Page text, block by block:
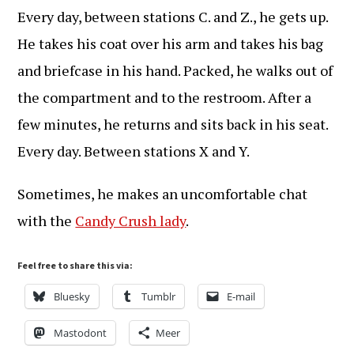
Every day, between stations C. and Z., he gets up.
He takes his coat over his arm and takes his bag
and briefcase in his hand. Packed, he walks out of
the compartment and to the restroom. After a
few minutes, he returns and sits back in his seat.
Every day. Between stations X and Y.
Sometimes, he makes an uncomfortable chat
with the Candy Crush lady.
Feel free to share this via:
Bluesky Tumblr E-mail
Mastodont Meer